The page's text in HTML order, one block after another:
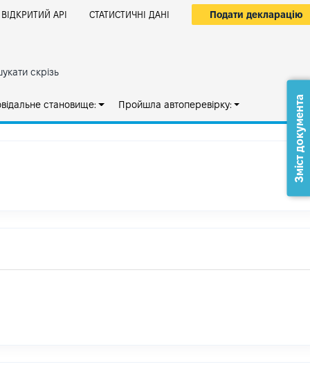
ВІДКРИТИЙ АРІ СТАТИСТИЧНІ ДАНІ Подати декларацію
скрізь
становище: Пройшла автоперевірку: Зміст документа